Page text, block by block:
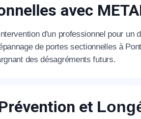
avec
d'un professionnel pour un
de portes sectionnelles à
des désagréments futurs.
et